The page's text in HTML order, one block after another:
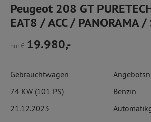
Peugeot 208 GT
EAT8 / ACC / PANORAMA /
nur€ 19.980,-
Gebrauchtwagen
74 KW (101 PS)
Benzin
21.12.2023